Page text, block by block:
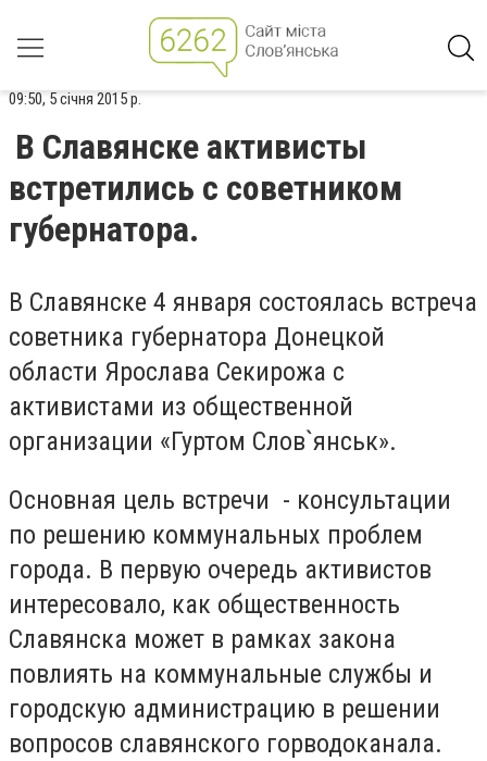
09:50, 5 січня 2015 р.
В Славянске активисты
встретились с советником
губернатора.
В Славянске 4 января состоялась встреча
советника губернатора Донецкой
области Ярослава Секирожа с
активистами из общественной
организации «Гуртом Слов`янськ».
Основная цель встречи - консультации
по решению коммунальных проблем
города. В первую очередь активистов
интересовало, как общественность
Славянска может в рамках закона
повлиять на коммунальные службы и
городскую администрацию в решении
вопросов славянского горводоканала.